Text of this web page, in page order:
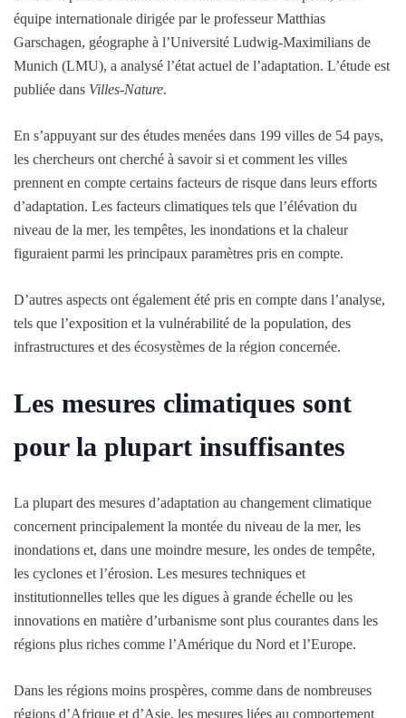
équipe internationale dirigée par le professeur Matthias
Garschagen, géographe à l’Université Ludwig-Maximilians de
Munich (LMU), a analysé l’état actuel de l’adaptation. L’étude est
publiée dans Villes-Nature.
En s’appuyant sur des études menées dans 199 villes de 54 pays,
les chercheurs ont cherché à savoir si et comment les villes
prennent en compte certains facteurs de risque dans leurs efforts
d’adaptation. Les facteurs climatiques tels que l’élévation du
niveau de la mer, les tempêtes, les inondations et la chaleur
figuraient parmi les principaux paramètres pris en compte.
D’autres aspects ont également été pris en compte dans l’analyse,
tels que l’exposition et la vulnérabilité de la population, des
infrastructures et des écosystèmes de la région concernée.
Les mesures climatiques sont
pour la plupart insuffisantes
La plupart des mesures d’adaptation au changement climatique
concernent principalement la montée du niveau de la mer, les
inondations et, dans une moindre mesure, les ondes de tempête,
les cyclones et l’érosion. Les mesures techniques et
institutionnelles telles que les digues à grande échelle ou les
innovations en matière d’urbanisme sont plus courantes dans les
régions plus riches comme l’Amérique du Nord et l’Europe.
Dans les régions moins prospères, comme dans de nombreuses
régions d’Afrique et d’Asie, les mesures liées au comportement